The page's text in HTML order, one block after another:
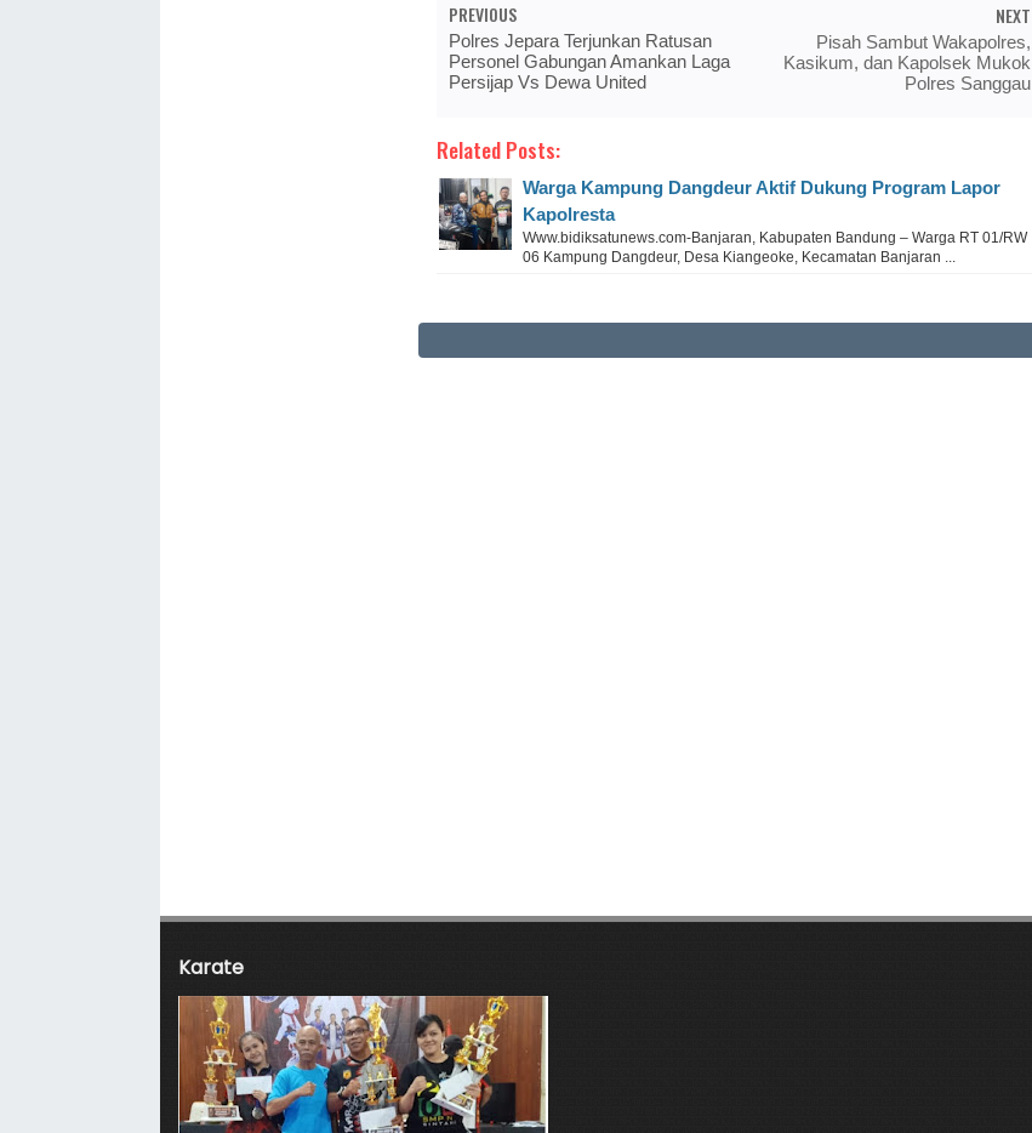
PREVIOUS
Polres Jepara Terjunkan Ratusan
Personel Gabungan Amankan Laga
Persijap Vs Dewa United
NEXT
Pisah Sambut Wakapolres,
Kasikum, dan Kapolsek Mukok
Polres Sanggau
Related Posts:
Warga Kampung Dangdeur Aktif Dukung Program Lapor
Kapolresta
Www.bidiksatunews.com-Banjaran, Kabupaten Bandung – Warga RT 01/RW
06 Kampung Dangdeur, Desa Kiangeoke, Kecamatan Banjaran ...
Karate